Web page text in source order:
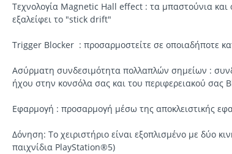
Τεχνολογία Magnetic Hall effect : τα μπαστούνια και
εξαλείφει το "stick drift"
Trigger Blocker : προσαρμοστείτε σε οποιαδήποτε
Ασύρματη συνδεσιμότητα πολλαπλών σημείων :
ήχου στην κονσόλα σας και του περιφερειακού σας
Εφαρμογή : προσαρμογή μέσω της αποκλειστικής
Δόνηση: Το χειριστήριο είναι εξοπλισμένο με δύο
παιχνίδια PlayStation®5)